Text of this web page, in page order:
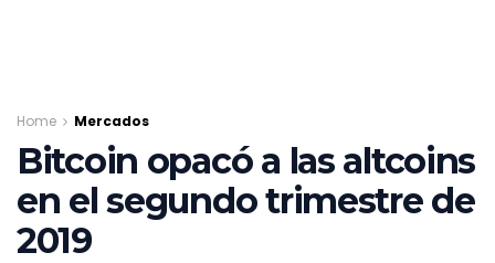
Home Mercados
Bitcoin opacó a las altcoins
en el segundo trimestre de
2019